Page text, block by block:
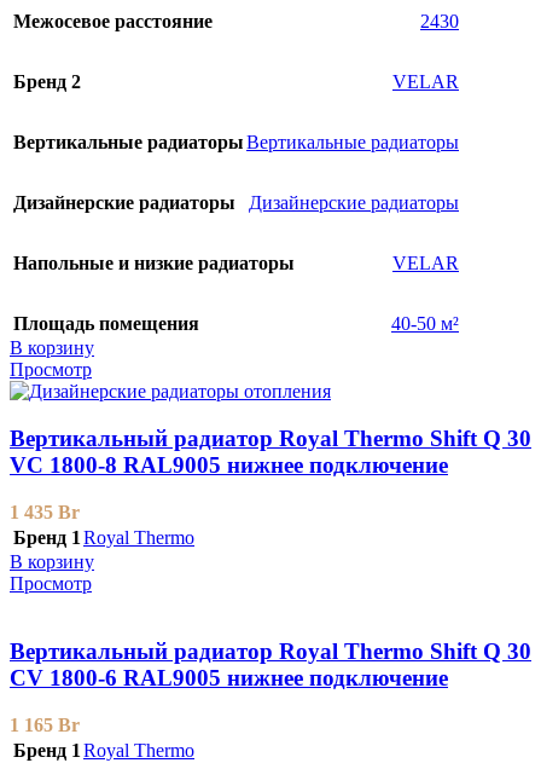
Межосевое расстояние 2430
Бренд 2 VELAR
Вертикальные радиаторыВертикальные радиаторы
Дизайнерские радиаторы Дизайнерские радиаторы
Напольные и низкие радиаторы VELAR
Площадь помещения
40-50 м²
В корзину
Просмотр
Вертикальный радиатор Royal Thermo Shift Q 30
VС 1800-8 RAL9005 нижнее подключение
1 435 Br
Бренд 1 Royal Thermo
В корзину
Просмотр
Вертикальный радиатор Royal Thermo Shift Q 30
CV 1800-6 RAL9005 нижнее подключение
1 165 Br
Бренд 1 Royal Thermo